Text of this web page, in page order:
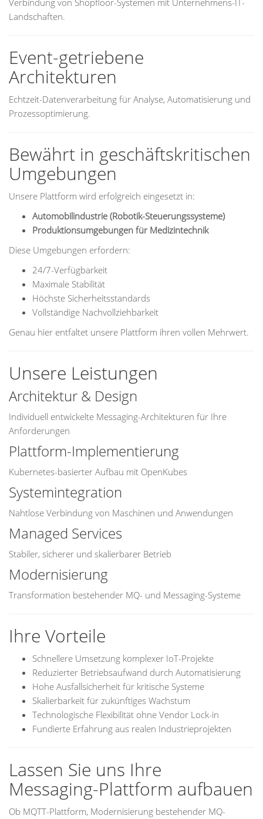
Verbindung von Shopfloor-Systemen mit Unternehmens-IT-
Landschaften.
Event-getriebene
Architekturen
Echtzeit-Datenverarbeitung für Analyse, Automatisierung und
Prozessoptimierung.
Bewährt in geschäftskritischen
Umgebungen
Unsere Plattform wird erfolgreich eingesetzt in:
Automobilindustrie (Robotik-Steuerungssysteme)
Produktionsumgebungen für Medizintechnik
Diese Umgebungen erfordern:
24/7-Verfügbarkeit
Maximale Stabilität
Höchste Sicherheitsstandards
Vollständige Nachvollziehbarkeit
Genau hier entfaltet unsere Plattform ihren vollen Mehrwert.
Unsere Leistungen
Architektur & Design
Individuell entwickelte Messaging-Architekturen für Ihre
Anforderungen
Plattform-Implementierung
Kubernetes-basierter Aufbau mit OpenKubes
Systemintegration
Nahtlose Verbindung von Maschinen und Anwendungen
Managed Services
Stabiler, sicherer und skalierbarer Betrieb
Modernisierung
Transformation bestehender MQ- und Messaging-Systeme
Ihre Vorteile
Schnellere Umsetzung komplexer IoT-Projekte
Reduzierter Betriebsaufwand durch Automatisierung
Hohe Ausfallsicherheit für kritische Systeme
Skalierbarkeit für zukünftiges Wachstum
Technologische Flexibilität ohne Vendor Lock-in
Fundierte Erfahrung aus realen Industrieprojekten
Lassen Sie uns Ihre
Messaging-Plattform aufbauen
Ob MQTT-Plattform, Modernisierung bestehender MQ-